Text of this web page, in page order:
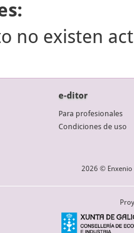
no existen
e-ditor
Para profesionales
Condiciones de uso
2026 © Enxenio